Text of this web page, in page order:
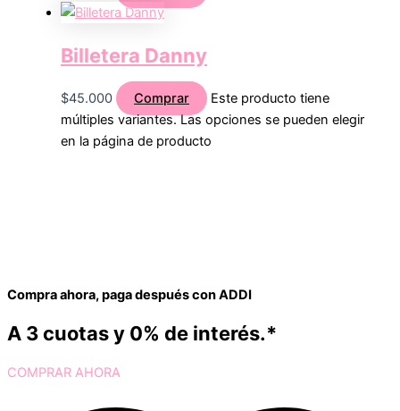
Billetera Danny
$45.000 Comprar
Este producto tiene
múltiples variantes. Las opciones se pueden elegir
en la página de producto
Compra ahora, paga después con ADDI
A 3 cuotas y 0% de interés.*
COMPRAR AHORA